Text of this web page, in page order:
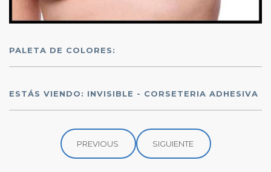
PALETA DE COLORES:
ESTÁS VIENDO: INVISIBLE - CORSETERIA ADHESIVA
PREVIOUS SIGUIENTE